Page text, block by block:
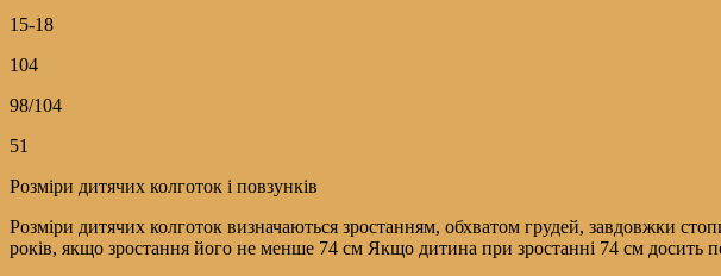
15-18
104
98/104
51
Розміри дитячих колготок і повзунків
Розміри дитячих колготок визначаються зростанням, обхватом грудей, завдовжки
років, якщо зростання його не менше 74 см Якщо дитина при зростанні 74 см досить